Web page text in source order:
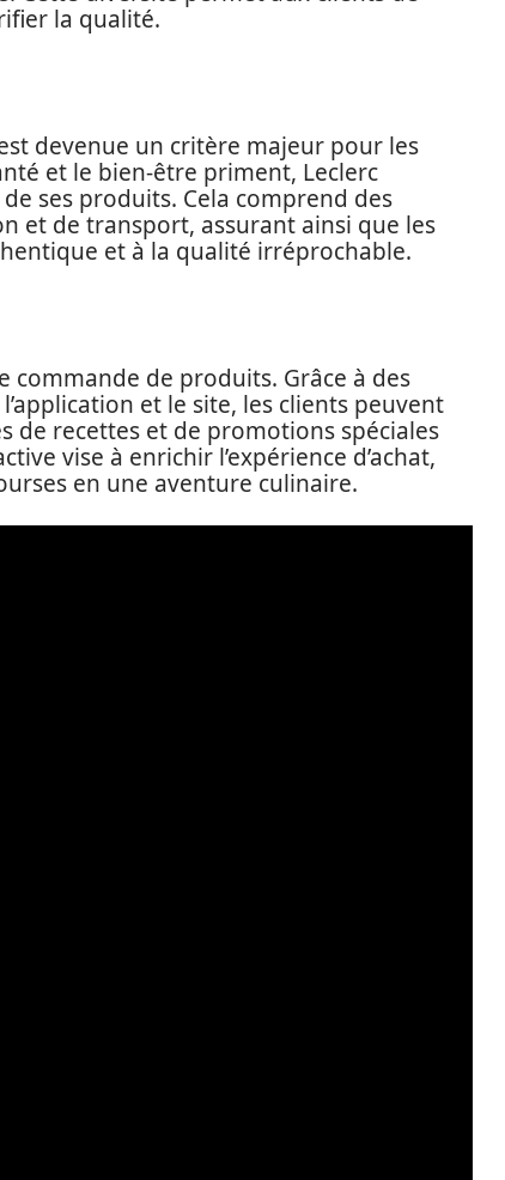
la qualité.
devenue un critère majeur pour les
et le bien-être priment, Leclerc
ses produits. Cela comprend des
et de transport, assurant ainsi que les
et à la qualité irréprochable.
commande de produits. Grâce à des
et le site, les clients peuvent
de recettes et de promotions spéciales
vise à enrichir l’expérience d’achat,
en une aventure culinaire.